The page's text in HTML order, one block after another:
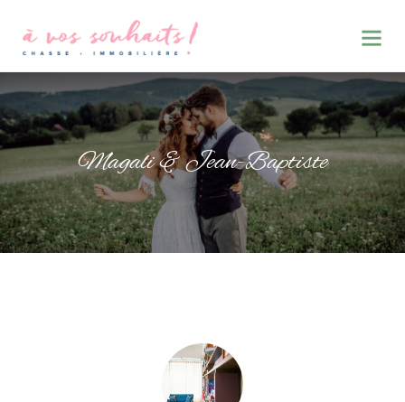
Magali & Jean-Baptiste